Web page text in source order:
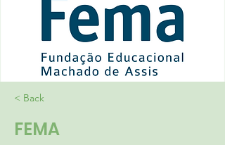
< Back
FEMA